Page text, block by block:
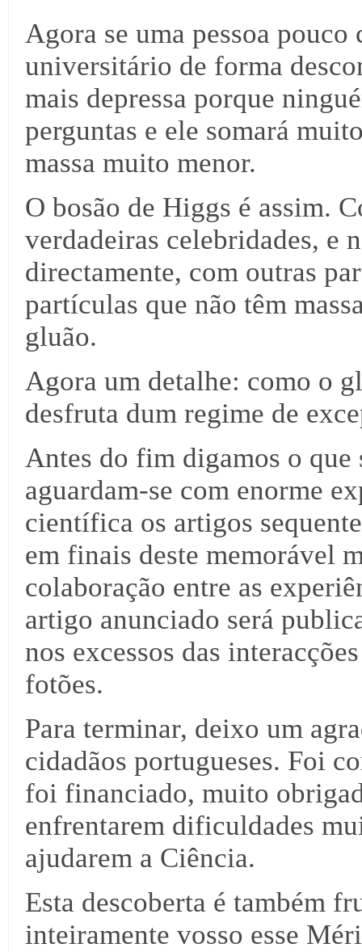
Agora se uma pessoa pouco
universitário de forma
mais depressa porque
perguntas e ele somará
massa muito menor.
O bosão de Higgs é assim.
verdadeiras celebridades, e
directamente, com outras
partículas que não têm
gluão.
Agora um detalhe: como o
desfruta dum regime de
Antes do fim digamos o que
aguardam-se com enorme
científica os artigos
em finais deste memorável
colaboração entre as
artigo anunciado será
nos excessos das
fotões.
Para terminar, deixo um
cidadãos portugueses. Foi
foi financiado, muito
enfrentarem dificuldades
ajudarem a Ciência.
Esta descoberta é também
inteiramente vosso esse